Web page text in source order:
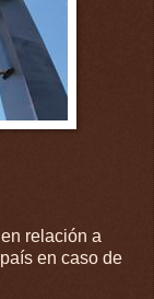
relación a
en caso de